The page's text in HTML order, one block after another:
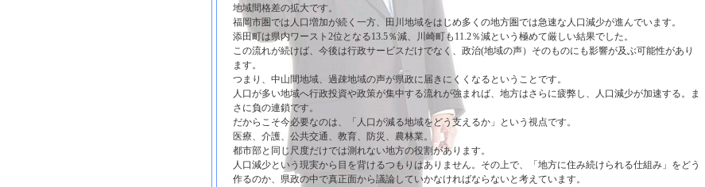
地域間格差の拡大です。
福岡市圏では人口増加が続く一方、田川地域をはじめ多くの地方圏では急速な人口減少が進んでいます。
添田町は県内ワースト2位となる13.5％減、川崎町も11.2％減という極めて厳しい結果でした。
この流れが続けば、今後は行政サービスだけでなく、政治(地域の声）そのものにも影響が及ぶ可能性があり
ます。
つまり、中山間地域、過疎地域の声が県政に届きにくくなるということです。
人口が多い地域へ行政投資や政策が集中する流れが強まれば、地方はさらに疲弊し、人口減少が加速する。ま
さに負の連鎖です。
だからこそ今必要なのは、「人口が減る地域をどう支えるか」という視点です。
医療、介護、公共交通、教育、防災、農林業。
都市部と同じ尺度だけでは測れない地方の役割があります。
人口減少という現実から目を背けるつもりはありません。その上で、「地方に住み続けられる仕組み」をどう
作るのか、県政の中で真正面から議論していかなければならないと考えています。